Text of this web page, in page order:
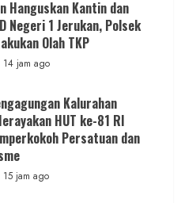
Hanguskan Kantin dan
Negeri 1 Jerukan, Polsek
Olah TKP
14 jam ago
Kalurahan
HUT ke-81 RI
Persatuan dan
15 jam ago